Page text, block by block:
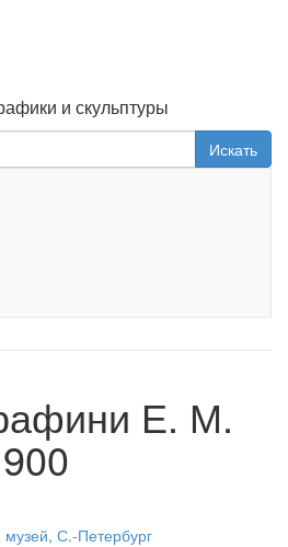
и скульптуры
Искать
Е. М.
музей, С.-Петербург